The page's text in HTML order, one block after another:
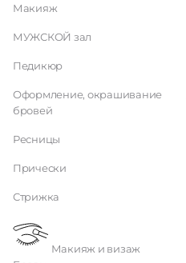
Макияж
МУЖСКОЙ зал
Педикюр
Оформление, окрашивание
бровей
Ресницы
Прически
Стрижка
Макияж и визаж